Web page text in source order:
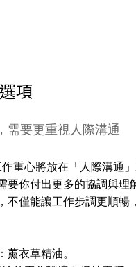
項
需要更重視人際溝通
重心將放在「人際溝通
你付出更多的協調與理
僅能讓工作步調更順暢
薰衣草精油。